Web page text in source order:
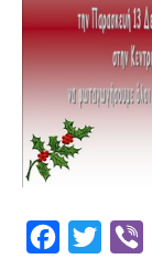
Facebook
Twitter